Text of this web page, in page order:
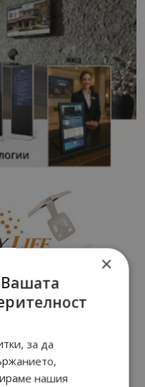
×
за да
нашия